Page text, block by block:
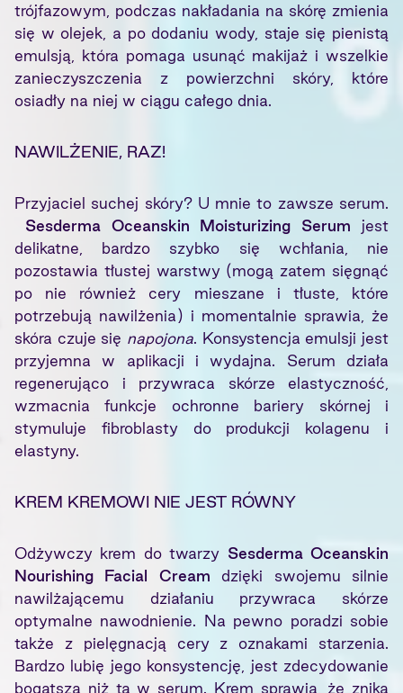
trójfazowym, podczas nakładania na skórę zmienia
się w olejek, a po dodaniu wody, staje się pienistą
emulsją, która pomaga usunąć makijaż i wszelkie
zanieczyszczenia z powierzchni skóry, które
osiadły na niej w ciągu całego dnia.
NAWILŻENIE, RAZ!
Przyjaciel suchej skóry? U mnie to zawsze serum.
Sesderma Oceanskin Moisturizing Serum jest
delikatne, bardzo szybko się wchłania, nie
pozostawia tłustej warstwy (mogą zatem sięgnąć
po nie również cery mieszane i tłuste, które
potrzebują nawilżenia) i momentalnie sprawia, że
skóra czuje się napojona. Konsystencja emulsji jest
przyjemna w aplikacji i wydajna. Serum działa
regenerująco i przywraca skórze elastyczność,
wzmacnia funkcje ochronne bariery skórnej i
stymuluje fibroblasty do produkcji kolagenu i
elastyny.
KREM KREMOWI NIE JEST RÓWNY
Odżywczy krem do twarzy Sesderma Oceanskin
Nourishing Facial Cream dzięki swojemu silnie
nawilżającemu działaniu przywraca skórze
optymalne nawodnienie. Na pewno poradzi sobie
także z pielęgnacją cery z oznakami starzenia.
Bardzo lubię jego konsystencję, jest zdecydowanie
bogatsza niż ta w serum. Krem sprawia, że znika